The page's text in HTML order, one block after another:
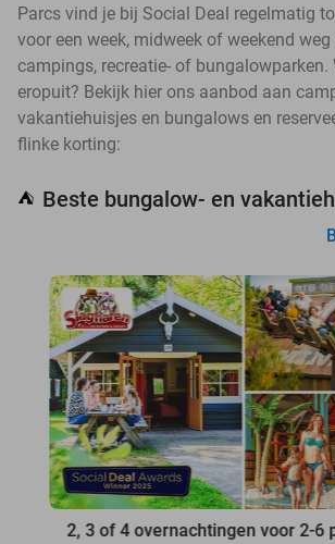
Parcs vind je bij Social Deal regelmatig
voor een week, midweek of weekend
campings, recreatie- of bungalowparken.
eropuit? Bekijk hier ons aanbod aan
vakantiehuisjes en bungalows en
flinke korting:
⛺ Beste bungalow- en
2, 3 of 4 overnachtingen voor 2-6